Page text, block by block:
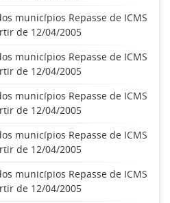
municípios Repasse de ICMS
de 12/04/2005
municípios Repasse de ICMS
de 12/04/2005
municípios Repasse de ICMS
de 12/04/2005
municípios Repasse de ICMS
de 12/04/2005
municípios Repasse de ICMS
de 12/04/2005